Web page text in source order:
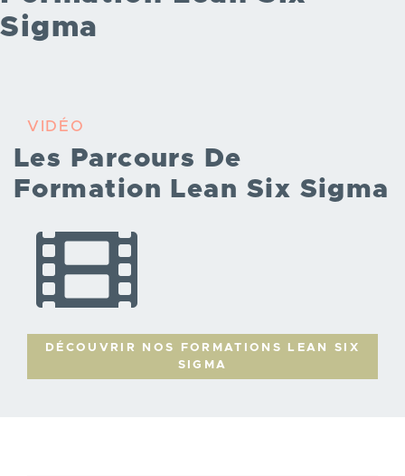
Sigma
VIDÉO
Les Parcours De
Formation Lean Six Sigma
DÉCOUVRIR NOS FORMATIONS LEAN SIX
SIGMA